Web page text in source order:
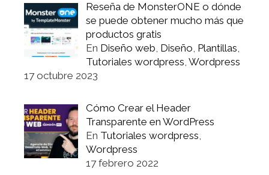
Reseña de MonsterONE o dónde
se puede obtener mucho más que
productos gratis
En Diseño web, Diseño, Plantillas,
Tutoriales wordpress, Wordpress
17 octubre 2023
Cómo Crear el Header
Transparente en WordPress
En Tutoriales wordpress
Wordpress
17 febrero 2022